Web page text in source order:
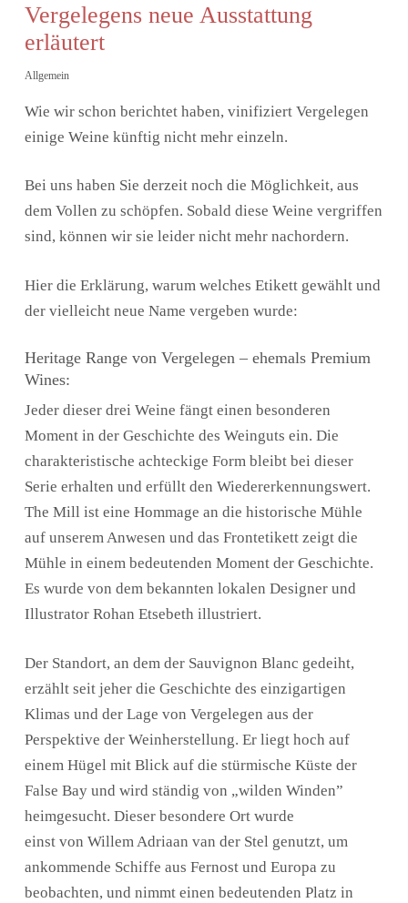
Vergelegens neue Ausstattung
erläutert
Allgemein
Wie wir schon berichtet haben, vinifiziert Vergelegen
einige Weine künftig nicht mehr einzeln.
Bei uns haben Sie derzeit noch die Möglichkeit, aus
dem Vollen zu schöpfen. Sobald diese Weine vergriffen
sind, können wir sie leider nicht mehr nachordern.
Hier die Erklärung, warum welches Etikett gewählt und
der vielleicht neue Name vergeben wurde:
Heritage Range von Vergelegen – ehemals Premium
Wines:
Jeder dieser drei Weine fängt einen besonderen
Moment in der Geschichte des Weinguts ein. Die
charakteristische achteckige Form bleibt bei dieser
Serie erhalten und erfüllt den Wiedererkennungswert.
The Mill ist eine Hommage an die historische Mühle
auf unserem Anwesen und das Frontetikett zeigt die
Mühle in einem bedeutenden Moment der Geschichte.
Es wurde von dem bekannten lokalen Designer und
Illustrator Rohan Etsebeth illustriert.
Der Standort, an dem der Sauvignon Blanc gedeiht,
erzählt seit jeher die Geschichte des einzigartigen
Klimas und der Lage von Vergelegen aus der
Perspektive der Weinherstellung. Er liegt hoch auf
einem Hügel mit Blick auf die stürmische Küste der
False Bay und wird ständig von „wilden Winden”
heimgesucht. Dieser besondere Ort wurde
einst von Willem Adriaan van der Stel genutzt, um
ankommende Schiffe aus Fernost und Europa zu
beobachten, und nimmt einen bedeutenden Platz in